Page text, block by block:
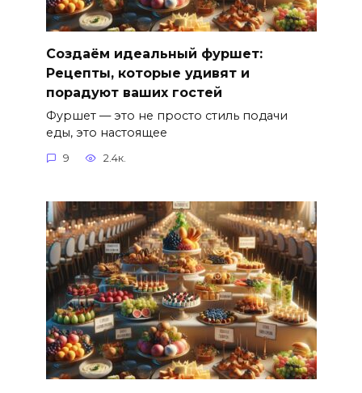
Создаём идеальный фуршет:
Рецепты, которые удивят и
порадуют ваших гостей
Фуршет — это не просто стиль подачи
еды, это настоящее
9 2.4к.